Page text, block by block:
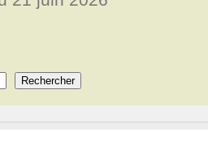
Rechercher